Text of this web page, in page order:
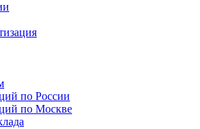
по России
по Москве